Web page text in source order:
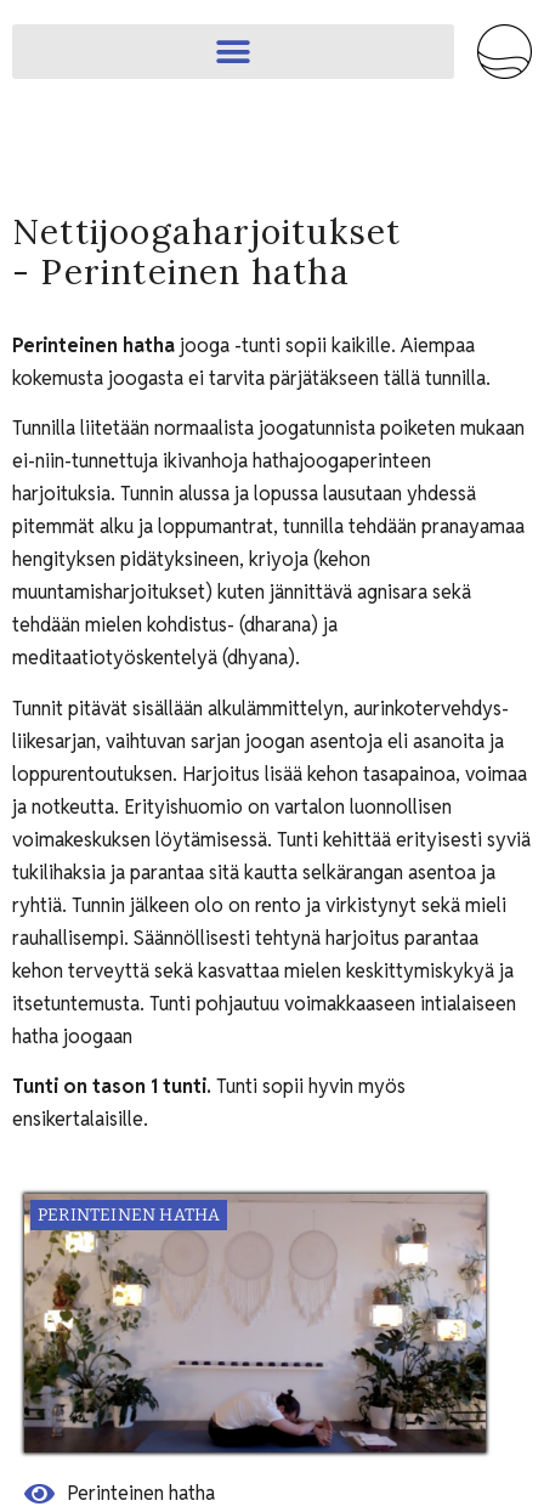
Nettijoogaharjoitukset
- Perinteinen hatha
Perinteinen hatha jooga -tunti sopii kaikille. Aiempaa
kokemusta joogasta ei tarvita pärjätäkseen tällä tunnilla.
Tunnilla liitetään normaalista joogatunnista poiketen mukaan
ei-niin-tunnettuja ikivanhoja hathajoogaperinteen
harjoituksia. Tunnin alussa ja lopussa lausutaan yhdessä
pitemmät alku ja loppumantrat, tunnilla tehdään pranayamaa
hengityksen pidätyksineen, kriyoja (kehon
muuntamisharjoitukset) kuten jännittävä agnisara sekä
tehdään mielen kohdistus- (dharana) ja
meditaatiotyöskentelyä (dhyana).
Tunnit pitävät sisällään alkulämmittelyn, aurinkotervehdys-
liikesarjan, vaihtuvan sarjan joogan asentoja eli asanoita ja
loppurentoutuksen. Harjoitus lisää kehon tasapainoa, voimaa
ja notkeutta. Erityishuomio on vartalon luonnollisen
voimakeskuksen löytämisessä. Tunti kehittää erityisesti syviä
tukilihaksia ja parantaa sitä kautta selkärangan asentoa ja
ryhtiä. Tunnin jälkeen olo on rento ja virkistynyt sekä mieli
rauhallisempi. Säännöllisesti tehtynä harjoitus parantaa
kehon terveyttä sekä kasvattaa mielen keskittymiskykyä ja
itsetuntemusta. Tunti pohjautuu voimakkaaseen intialaiseen
hatha joogaan
Tunti on tason 1 tunti. Tunti sopii hyvin myös
ensikertalaisille.
PERINTEINEN HATHA
Perinteinen hatha